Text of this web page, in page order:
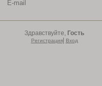
E-mail
Здравствуйте, Гость
Регистрация| Вход